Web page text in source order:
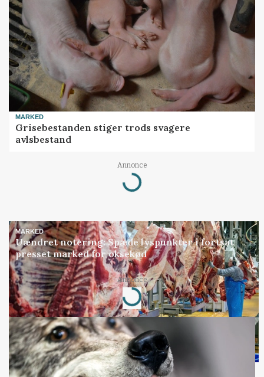
MARKED
Grisebestanden stiger trods svagere
avlsbestand
Annonce
Loading...
MARKED
Uændret notering: Spæde lyspunkter i fortsat
presset marked for oksekød
Annonce
Loading...